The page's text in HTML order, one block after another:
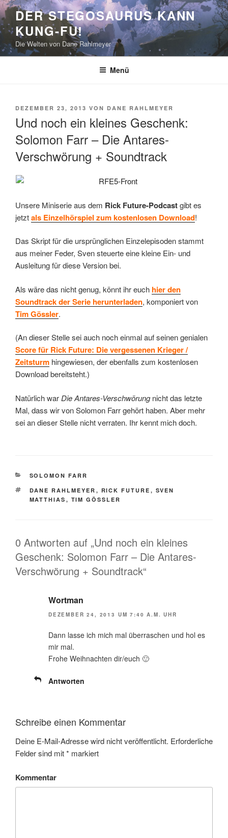
Zum
Inhalt
springen
DER STEGOSAURUS KANN
KUNG-FU!
Die Welten von Dane Rahlmeyer
Menü
VERÖFFENTLICHT
DEZEMBER 23, 2013 VON DANE RAHLMEYER
Und noch ein kleines Geschenk:
Solomon Farr – Die Antares-
Verschwörung + Soundtrack
Unsere Miniserie aus dem Rick Future-Podcastgibt es
jetztals Einzelhörspiel zum kostenlosen Download!
Das Skript für die ursprünglichen Einzelepisoden stammt
aus meiner Feder, Sven steuerte eine kleine Ein- und
Ausleitung für diese Version bei.
Als wäre das nicht genug, könnt ihr euch hier den
Soundtrack der Serie herunterladen, komponiert von
Tim Gössler.
(An dieser Stelle sei auch noch einmal auf seinen genialen
Score für Rick Future: Die vergessenen Krieger /
Zeitsturm hingewiesen, der ebenfalls zum kostenlosen
Download bereitsteht.)
Natürlich war Die Antares-Verschwörungnicht das letzte
Mal, dass wir von Solomon Farr gehört haben. Aber mehr
sei an dieser Stelle nicht verraten. Ihr kennt mich doch.
KATEGORIEN
SOLOMON FARR
SCHLAGWÖRTER
DANE RAHLMEYER , RICK FUTURE , SVEN
MATTHIAS , TIM GÖSSLER
0 Antworten auf „Und noch ein kleines
Geschenk: Solomon Farr – Die Antares-
Verschwörung + Soundtrack“
Wortman
DEZEMBER 24, 2013 UM 7:40 A.M. UHR
Dann lasse ich mich mal überraschen und hol es
mir mal.
Frohe Weihnachten dir/euch 🙂
Antworten
Schreibe einen Kommentar
Deine E-Mail-Adresse wird nicht veröffentlicht. Erforderliche
Felder sind mit* markiert
Kommentar